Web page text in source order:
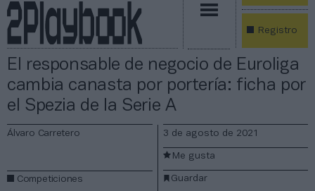
Registro
El responsable de negocio de Euroliga
cambia canasta por portería: ficha por
el Spezia de la Serie A
Álvaro Carretero
Competiciones
3 de agosto de 2021
Guardar
Me gusta